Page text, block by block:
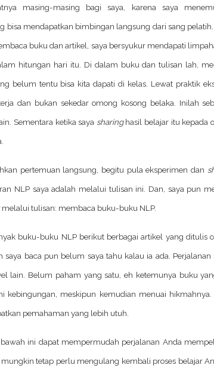
masing-masing bagi saya, karena saya
bisa mendapatkan bimbingan langsung dari sang
buku dan artikel, saya bersyukur mendapati
hitungan hari itu. Di dalam buku dan tulisan lah,
belum tentu bisa kita dapati di kelas. Lewat praktik
dan bukan sekedar omong kosong belaka. Inilah
Sementara ketika saya sharinghasil belajar itu kepada
pertemuan langsung, begitu pula eksperimen dan
NLP saya adalah melalui tulisan ini. Dan, saya pun
tulisan: membaca buku-buku NLP.
buku-buku NLP berikut berbagai artikel yang ditulis
baca pun belum saya tahu kalau ia ada.
lain. Belum paham yang satu, eh ketemunya buku
kebingungan, meskipun kemudian menuai
pemahaman yang lebih utuh.
ini dapat mempermudah perjalanan Anda
tetap perlu mengulang kembali proses belajar